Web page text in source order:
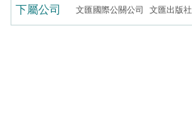
下屬公司 文匯國際公關公司 文匯出版社